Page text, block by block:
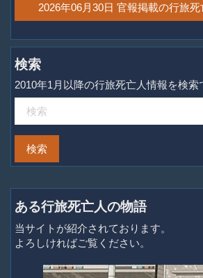
2026年06月30日 官報掲載の行旅
検索
2010年1月以降の行旅死亡人情報を検索
ある行旅死亡人の物語
当サイトが紹介されております。
よろしければご覧ください。